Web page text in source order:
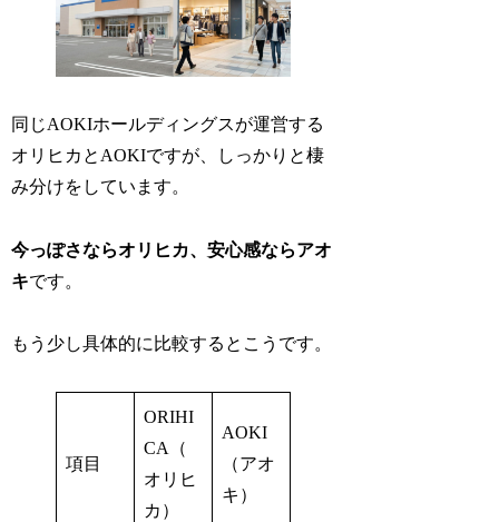
同じAOKIホールディングスが運営する
オリヒカとAOKIですが、しっかりと棲
み分けをしています。
今っぽさならオリヒカ、安心感ならアオ
キです。
もう少し具体的に比較するとこうです。
項目
ORIHI
CA（
オリヒ
カ）
AOKI
（アオ
キ）